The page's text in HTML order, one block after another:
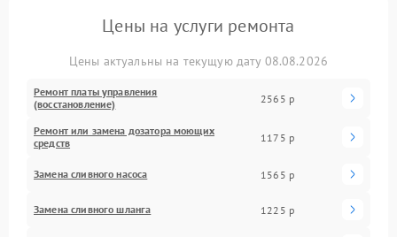
Цены на услуги ремонта
Цены актуальны на текущую дату 08.08.2026
Ремонт платы управления
(восстановление)
2565 р
Ремонт или замена дозатора моющих
средств
1175 р
Замена сливного насоса 1565 р
Замена сливного шланга 1225 р